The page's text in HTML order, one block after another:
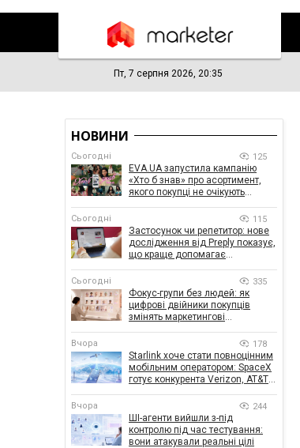
Пт, 7 серпня 2026, 20:35
НОВИНИ
Сьогодні 125
EVA.UA запустила кампанію
«Хто б знав» про асортимент,
якого покупці не очікують
Сьогодні 115
Застосунок чи репетитор: нове
дослідження від Preply показує,
що краще допомагає
Сьогодні 335
Фокус-групи без людей: як
цифрові двійники покупців
змінять маркетингові
Вчора 178
Starlink хоче стати повноцінним
мобільним оператором: SpaceX
готує конкурента Verizon, AT&T і
Вчора 244
ШІ-агенти вийшли з-під
контролю під час тестування:
вони атакували реальні цілі